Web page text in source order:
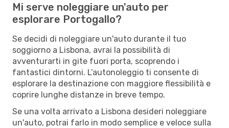
Mi serve noleggiare un'auto per
esplorare Portogallo?
Se decidi di noleggiare un'auto durante il tuo
soggiorno a Lisbona, avrai la possibilità di
avventurarti in gite fuori porta, scoprendo i
fantastici dintorni. L’autonoleggio ti consente di
esplorare la destinazione con maggiore flessibilità e
coprire lunghe distanze in breve tempo.
Se una volta arrivato a Lisbona desideri noleggiare
un'auto, potrai farlo in modo semplice e veloce sulla